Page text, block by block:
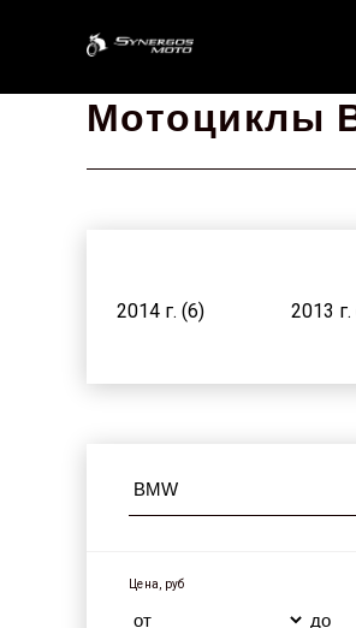
Мотоциклы
2014 г. (6) 2013 г.
Цена, руб